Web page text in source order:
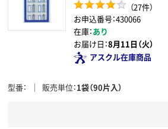
（27件）
お申込番号：430066
在庫：あり
お届け日：8月11日（火）
アスクル在庫商品
型番 販売単位 1袋（90片入）